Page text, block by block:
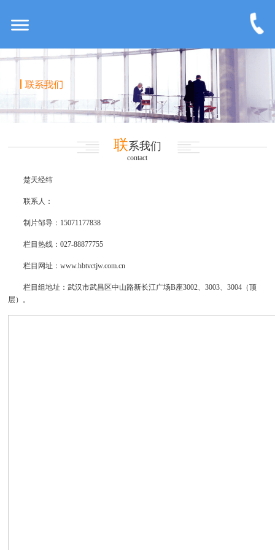
联系我们
contact
楚天经纬
联系人：
制片邹导：15071177838
栏目热线：027-88877755
栏目网址：www.hbtvctjw.com.cn
栏目组地址：武汉市武昌区中山路新长江广场B座3002、3003、3004（顶
层）。